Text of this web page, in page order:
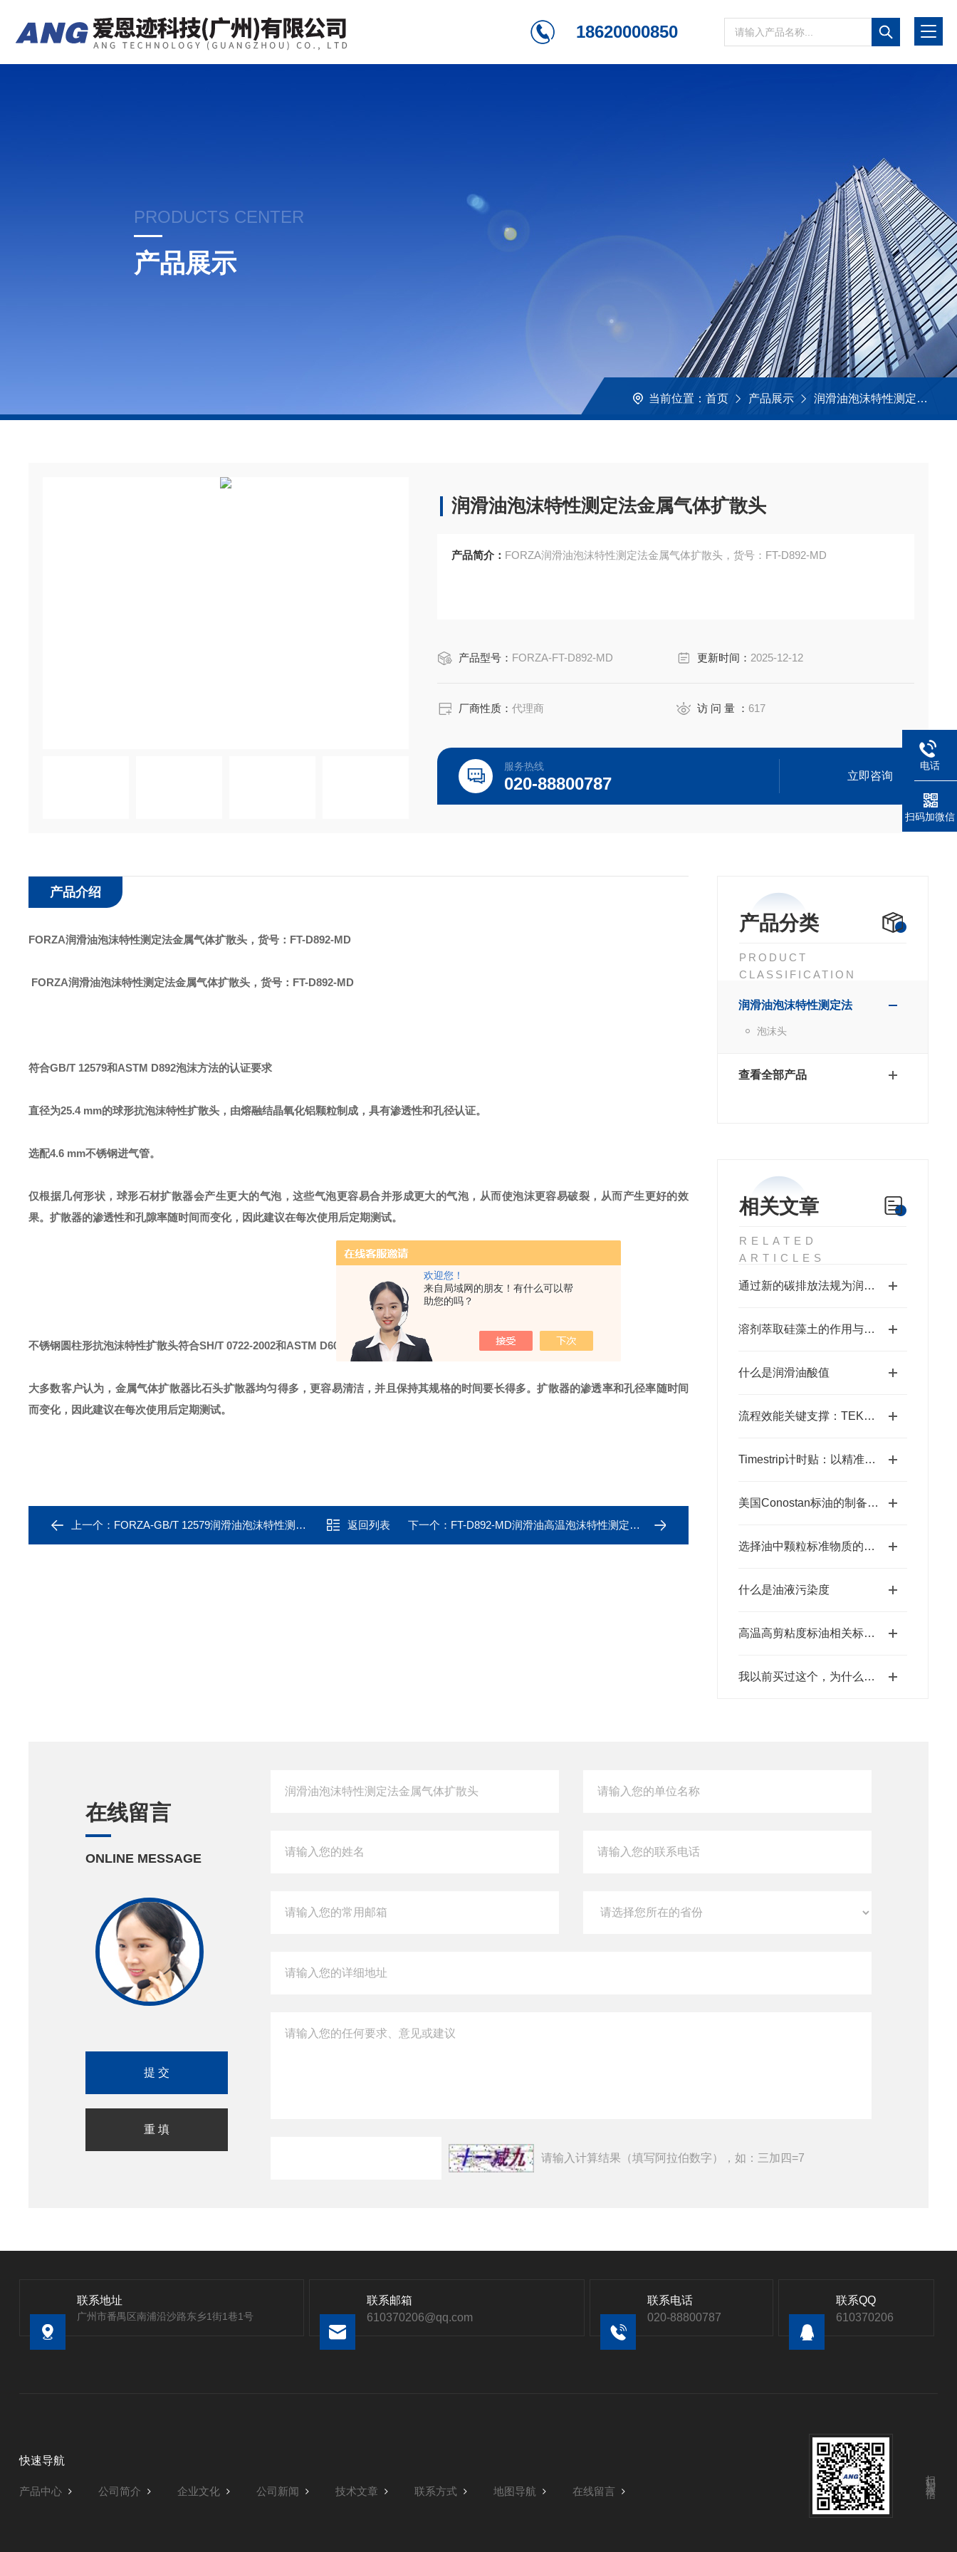
欢迎您！
来自局域网的朋友！有什么可以帮
助您的吗？
18620000850
PRODUCTS CENTER
产品展示
当前位置： 首页 产品展示 润滑油泡沫特性测定法
润滑油泡沫特性测定法金属气体扩散头
产品简介： FORZA润滑油泡沫特性测定法金属气体扩散头，货号：FT-D892-MD
产品型号： FORZA-FT-D892-MD 更新时间： 2025-12-12
厂商性质：代理商 访 问 量 ： 617
服务热线
020-88800787 立即咨询
产品分类
PRODUCT
CLASSIFICATION
润滑油泡沫特性测定法
泡沫头
查看全部产品
相关文章
RELATED
ARTICLES
通过新的碳排放法规为润滑油行业服务
溶剂萃取硅藻土的作用与使用要求
什么是润滑油酸值
流程效能关键支撑：TEKMAR七通阀的使用意义与核心要点
Timestrip计时贴：以精准计时赋能多元场景
美国Conostan标油的制备工艺
选择油中颗粒标准物质的一些建议
什么是油液污染度
高温高剪粘度标油相关标准及美国凯能Cannon相关高温高剪粘度标油 HTHS标油
我以前买过这个，为什么这次的浓度不同？
产品介绍
FORZA润滑油泡沫特性测定法金属气体扩散头 ， 货号： FT-D892-MD
FORZA润滑油泡沫特性测定法金属气体扩散头 ， 货号： FT-D892-MD
符合GB/T 12579和ASTM D892泡沫方法的认证要求
直径为25.4 mm的球形抗泡沫特性扩散头 ，由熔融结晶氧化铝颗粒制成， 具有渗透性和孔径认证。
选配4.6 mm不锈钢进气管。
仅根据几何形状，球形石材扩散器会产生更大的气泡，这些气泡更容易合并形成更大的气泡，从而使泡沫更容易破裂，从而产生更好的效
果。扩散器的渗透性和孔隙率随时间而变化，因此建议在每次使用后定期测试。
不锈钢圆柱形抗泡沫特性扩散头符合SH/T 0722-2002和ASTM D6082泡沫法的认证要求。
大多数客户认为 ，金属气体扩散器比石头扩散器均匀得多，更容易清洁，并且保持其规格的时间要长得多。扩散器的渗透率和孔径率随时间
而变化，因此建议在每次使用后定期测试。
上一个： FORZA-GB/T 12579润滑油泡沫特性测定法金属气体扩散头 返回列表 下一个： FT-D892-MD润滑油高温泡沫特性测定法不锈钢扩散头
在线留言
ONLINE MESSAGE
请输入计算结果（填写阿拉伯数字），如：三加四=7
联系地址
广州市番禺区南浦沿沙路东乡1街1巷1号
联系邮箱
610370206@qq.com
联系电话
020-88800787
联系QQ
610370206
快速导航
产品中心 公司简介 企业文化 公司新闻 技术文章 联系方式 地图导航 在线留言
扫码加微信
电话
扫码加微信